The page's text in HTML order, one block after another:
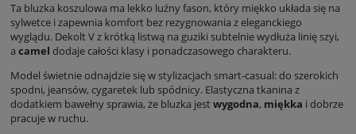
Ta bluzka koszulowa ma lekko luźny fason, który miękko układa się na
sylwetce i zapewnia komfort bez rezygnowania z eleganckiego
wyglądu. Dekolt V z krótką listwą na guziki subtelnie wydłuża linię szyi,
a camel dodaje całości klasy i ponadczasowego charakteru.
Model świetnie odnajdzie się w stylizacjach smart-casual: do szerokich
spodni, jeansów, cygaretek lub spódnicy. Elastyczna tkanina z
dodatkiem bawełny sprawia, że bluzka jestwygodna, miękka i dobrze
pracuje w ruchu.